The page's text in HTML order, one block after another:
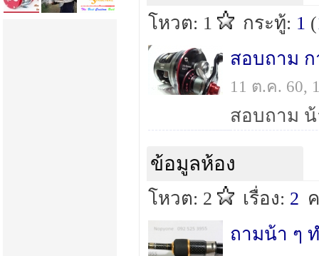
โหวต: 1 กระทู้: 1 (
สอบถาม
11 ต.ค. 60,
ข้อมูลห้อง
โหวต: 2 เรื่อง: 2
ถามน้า ๆ